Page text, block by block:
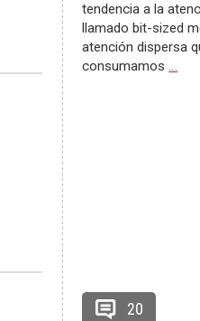
tendencia a la
llamado bit-sized
atención dispersa
consumamos…
20